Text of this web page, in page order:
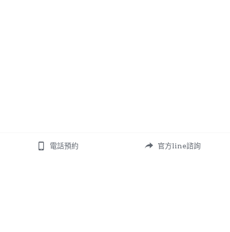
電話預約 官方line諮詢